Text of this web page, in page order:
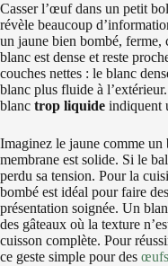
Casser l’œuf dans un petit
révèle beaucoup
un jaune bien bombé,
blanc est dense et reste
couches nettes : le blanc
blanc plus fluide à
blanc trop liquide indiquent
Imaginez le jaune comme un
membrane est solide. Si le
perdu sa tension. Pour la
bombé est idéal pour faire
présentation soignée. Un
des gâteaux où la texture
cuisson complète. Pour
ce geste simple pour des